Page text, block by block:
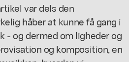
var dels den
håber at kunne få gang i
- og dermed om ligheder og
og komposition, en